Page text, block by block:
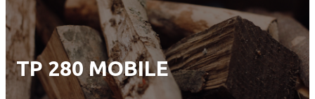
TP 280 MOBILE